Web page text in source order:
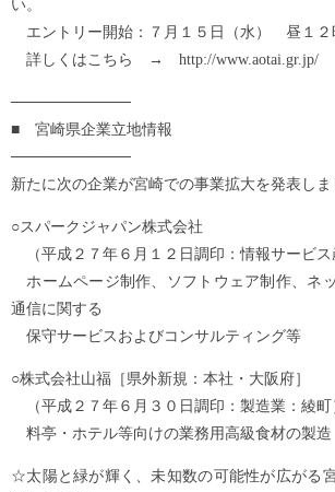
い。
エントリー開始：７月１５日（水） 昼１２
詳しくはこちら → http://www.aotai.gr.jp/
───────────
■ 宮崎県企業立地情報
───────────
新たに次の企業が宮崎での事業拡大を発表しま
○スパークジャパン株式会社
（平成２７年６月１２日調印：情報サービス
ホームページ制作、ソフトウェア制作、ネ
通信に関する
保守サービスおよびコンサルティング等
○株式会社山福［県外新規：本社・大阪府］
（平成２７年６月３０日調印：製造業：綾町
料亭・ホテル等向けの業務用高級食材の製造
☆太陽と緑が輝く、未知数の可能性が広がる